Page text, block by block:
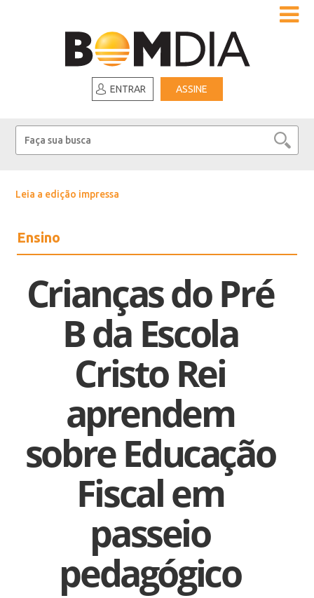
ENTRAR ASSINE
Leia a edição impressa
Ensino
Crianças do Pré
B da Escola
Cristo Rei
aprendem
sobre Educação
Fiscal em
passeio
pedagógico